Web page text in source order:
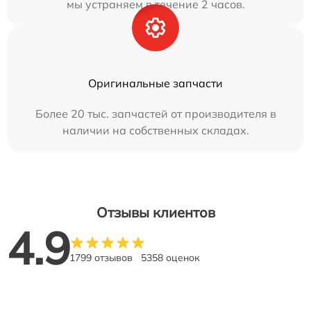
мы устраняем в течение 2 часов.
Оригинальные запчасти
Более 20 тыс. запчастей от производителя в
наличии на собственных складах.
Отзывы клиентов
4.91799 отзывов 5358 оценок